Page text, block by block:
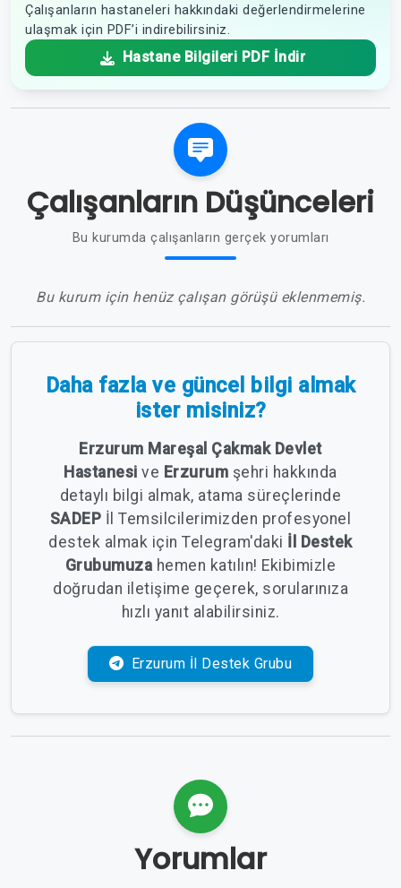
Çalışanların hastaneleri hakkındaki değerlendirmelerine
ulaşmak için PDF’i indirebilirsiniz.
Hastane Bilgileri PDF İndir
Çalışanların Düşünceleri
Bu kurumda çalışanların gerçek yorumları
Bu kurum için henüz çalışan görüşü eklenmemiş.
Daha fazla ve güncel bilgi almak
ister misiniz?
Erzurum Mareşal Çakmak Devlet
Hastanesi ve Erzurum şehri hakkında
detaylı bilgi almak, atama süreçlerinde
SADEP İl Temsilcilerimizden profesyonel
destek almak için Telegram'daki İl Destek
Grubumuza hemen katılın! Ekibimizle
doğrudan iletişime geçerek, sorularınıza
hızlı yanıt alabilirsiniz.
Erzurum İl Destek Grubu
Yorumlar